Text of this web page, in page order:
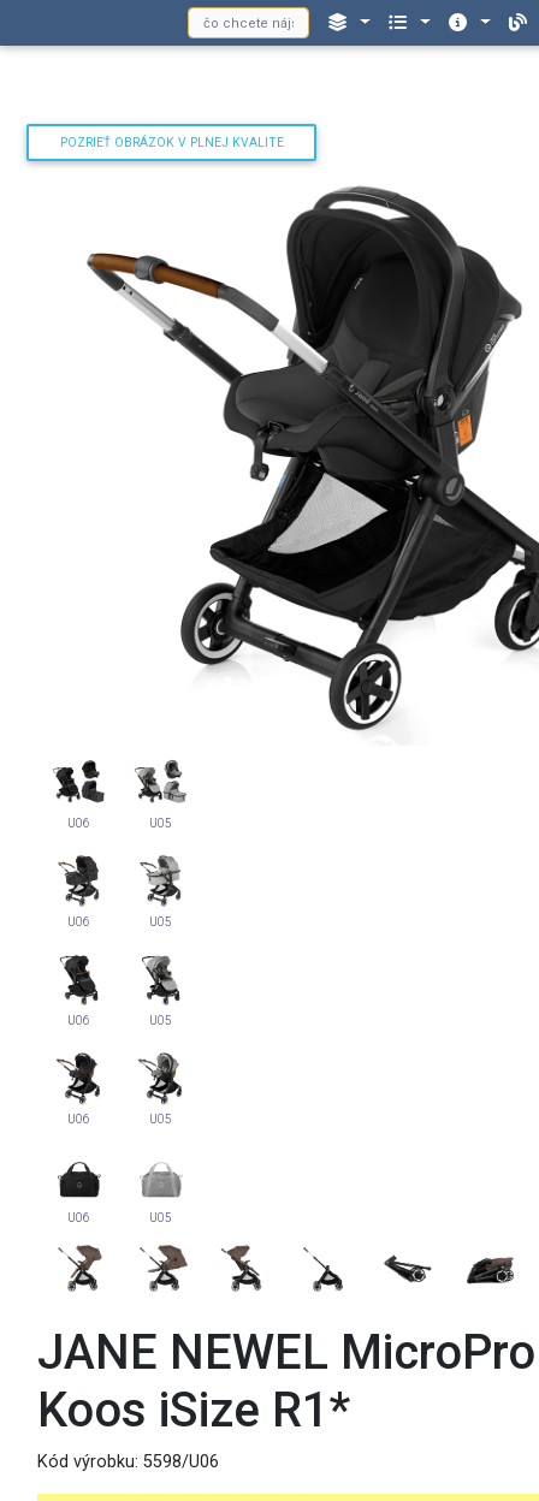
POZRIEŤ OBRÁZOK V PLNEJ KVALITE
U06 U05
U06 U05
U06 U05
U06 U05
U06 U05
JANE NEWEL MicroPro
Koos iSize R1*
Kód výrobku: 5598/U06